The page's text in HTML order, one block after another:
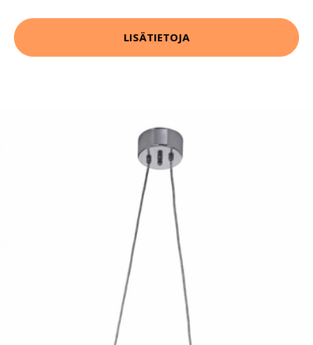
LISÄTIETOJA